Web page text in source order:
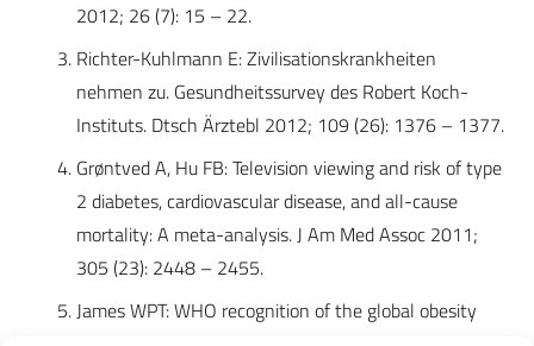
2012; 26 (7): 15 – 22.
Richter-Kuhlmann E: Zivilisationskrankheiten
nehmen zu. Gesundheitssurvey des Robert Koch-
Instituts. Dtsch Ärztebl 2012; 109 (26): 1376 – 1377.
Grøntved A, Hu FB: Television viewing and risk of type
2 diabetes, cardiovascular disease, and all-cause
mortality: A meta-analysis. J Am Med Assoc 2011;
305 (23): 2448 – 2455.
James WPT: WHO recognition of the global obesity